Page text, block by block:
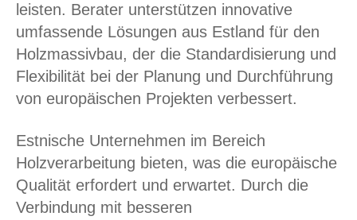
leisten. Berater unterstützen innovative
umfassende Lösungen aus Estland für den
Holzmassivbau, der die Standardisierung und
Flexibilität bei der Planung und Durchführung
von europäischen Projekten verbessert.
Estnische Unternehmen im Bereich
Holzverarbeitung bieten, was die europäische
Qualität erfordert und erwartet. Durch die
Verbindung mit besseren